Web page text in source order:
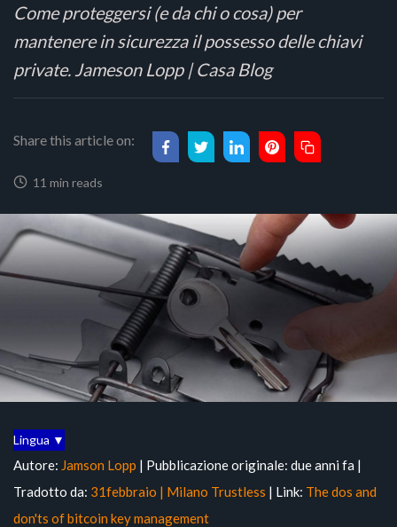
Come proteggersi (e da chi o cosa) per
mantenere in sicurezza il possesso delle chiavi
private. Jameson Lopp | Casa Blog
Share this article on:
11 min reads
Lingua ▼
Autore: Jamson Lopp | Pubblicazione originale: due anni fa |
Tradotto da: 31febbraio | Milano Trustless | Link: The dos and
don'ts of bitcoin key management